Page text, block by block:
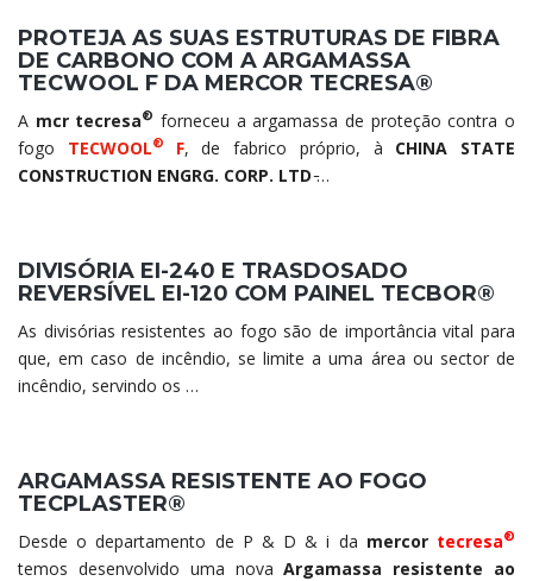
PROTEJA AS SUAS ESTRUTURAS DE FIBRA
DE CARBONO COM A ARGAMASSA
TECWOOL F DA MERCOR TECRESA®
A mcr tecresa® forneceu a argamassa de proteção contra o
fogo TECWOOL® F, de fabrico próprio, à CHINA STATE
CONSTRUCTION ENGRG. CORP. LTD ̵…
DIVISÓRIA EI-240 E TRASDOSADO
REVERSÍVEL EI-120 COM PAINEL TECBOR®
As divisórias resistentes ao fogo são de importância vital para
que, em caso de incêndio, se limite a uma área ou sector de
incêndio, servindo os …
ARGAMASSA RESISTENTE AO FOGO
TECPLASTER®
Desde o departamento de P & D & i da mercor tecresa®
temos desenvolvido uma novaArgamassa resistente ao